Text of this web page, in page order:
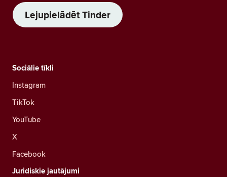
Lejupielādēt Tinder
Sociālie tīkli
Instagram
TikTok
YouTube
X
Facebook
Juridiskie jautājumi